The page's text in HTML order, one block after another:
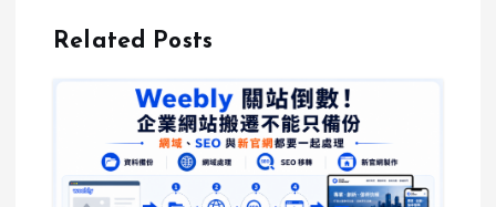
燒廢棄物 預
500萬元
Related Posts